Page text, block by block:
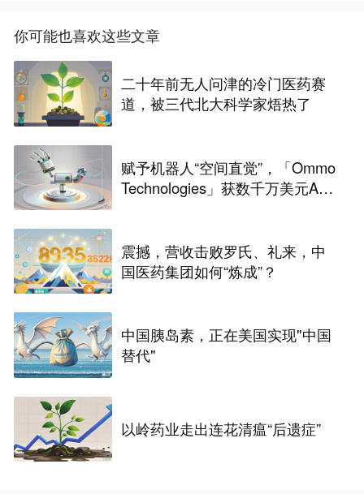
你可能也喜欢这些文章
二十年前无人问津的冷门医药赛
道，被三代北大科学家焐热了
赋予机器人“空间直觉”，「Ommo
Technologies」获数千万美元A轮
震撼，营收击败罗氏、礼来，中
国医药集团如何“炼成”？
中国胰岛素，正在美国实现"中国
替代"
以岭药业走出连花清瘟“后遗症”